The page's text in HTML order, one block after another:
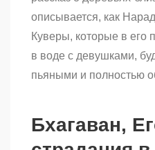
в
материальном
(часть
5)
описывается, как
Куверы, которые в его
в воде с девушками,
пьяными и полностью
Бхагаван,